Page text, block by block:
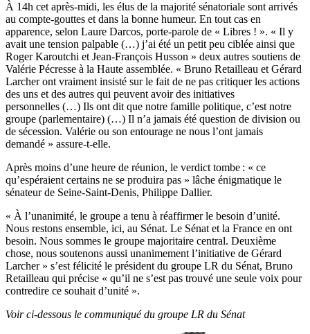
À 14h cet après-midi, les élus de la majorité sénatoriale sont arrivés
au compte-gouttes et dans la bonne humeur. En tout cas en
apparence, selon Laure Darcos, porte-parole de « Libres ! ». « Il y
avait une tension palpable (…) j’ai été un petit peu ciblée ainsi que
Roger Karoutchi et Jean-François Husson » deux autres soutiens de
Valérie Pécresse à la Haute assemblée. « Bruno Retailleau et Gérard
Larcher ont vraiment insisté sur le fait de ne pas critiquer les actions
des uns et des autres qui peuvent avoir des initiatives
personnelles (…) Ils ont dit que notre famille politique, c’est notre
groupe (parlementaire) (…) Il n’a jamais été question de division ou
de sécession. Valérie ou son entourage ne nous l’ont jamais
demandé » assure-t-elle.
Après moins d’une heure de réunion, le verdict tombe : « ce
qu’espéraient certains ne se produira pas » lâche énigmatique le
sénateur de Seine-Saint-Denis, Philippe Dallier.
« À l’unanimité, le groupe a tenu à réaffirmer le besoin d’unité.
Nous restons ensemble, ici, au Sénat. Le Sénat et la France en ont
besoin. Nous sommes le groupe majoritaire central. Deuxième
chose, nous soutenons aussi unanimement l’initiative de Gérard
Larcher » s’est félicité le président du groupe LR du Sénat, Bruno
Retailleau qui précise « qu’il ne s’est pas trouvé une seule voix pour
contredire ce souhait d’unité ».
Voir ci-dessous le communiqué du groupe LR du Sénat